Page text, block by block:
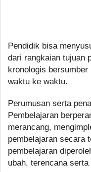
Pendidik bisa
dari rangkaian tujuan
kronologis
waktu ke waktu.
Perumusan serta
Pembelajaran
merancang,
pembelajaran secara
pembelajaran
ubah, terencana serta